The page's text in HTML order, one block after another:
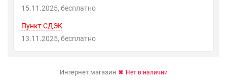
15.11.2025
Бесплатно
Пункт СДЭК
13.11.2025
Бесплатно
Интернет магазин Нет в наличии